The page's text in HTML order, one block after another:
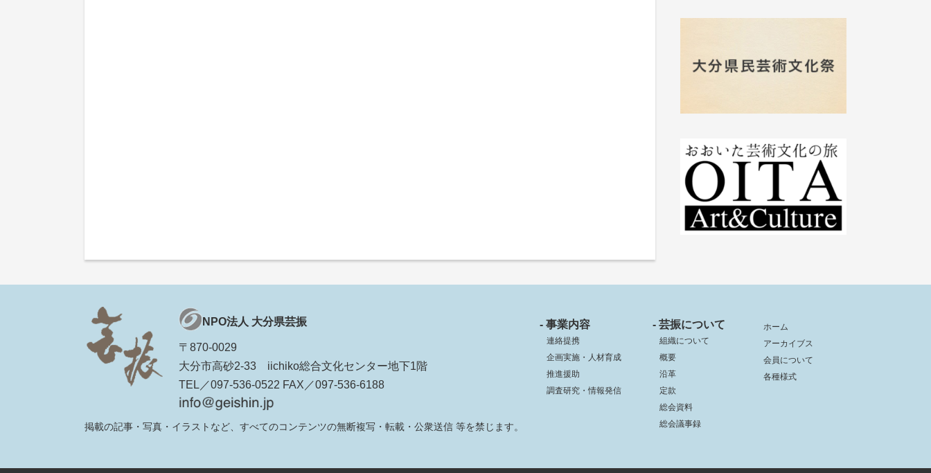
NPO法人 大分県芸振
〒870-0029
大分市高砂2-33 iichiko総合文化センター地下1階
TEL／097-536-0522 FAX／097-536-6188
掲載の記事・写真・イラストなど、すべてのコンテンツの無断複写・転載・公衆送信 等を禁じます。
- 事業内容
連絡提携
企画実施・人材育成
推進援助
調査研究・情報発信
- 芸振について
組織について
概要
沿革
定款
総会資料
総会議事録
ホーム
アーカイブス
会員について
各種様式